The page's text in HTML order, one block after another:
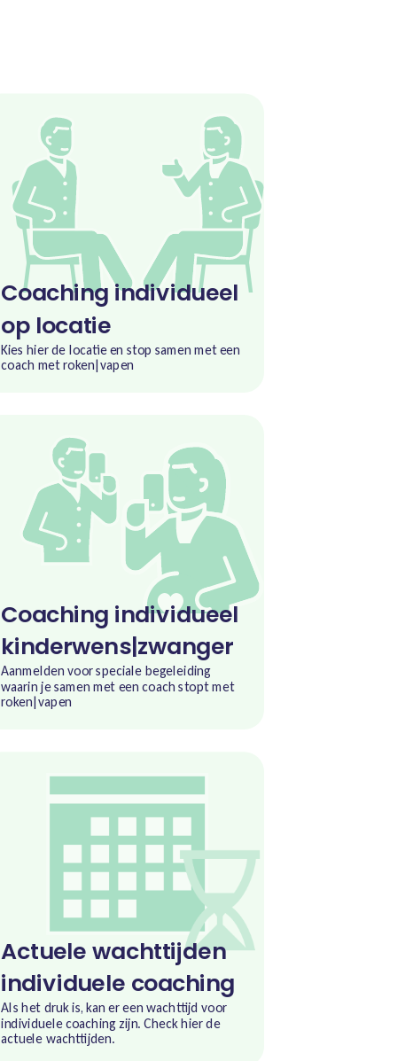
Coaching individueel
op locatie
Kies hier de locatie en stop samen met een
coach met roken|vapen
Coaching individueel
kinderwens|zwanger
Aanmelden voor speciale begeleiding
waarin je samen met een coach stopt met
roken|vapen
Actuele wachttijden
individuele coaching
Als het druk is, kan er een wachttijd voor
individuele coaching zijn. Check hier de
actuele wachttijden.